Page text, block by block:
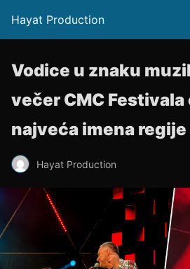
Hayat Production
Vodice u znaku
večer CMC
najveća imena regije
Hayat Production